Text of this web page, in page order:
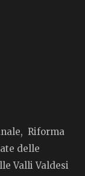
Riforma
delle
Valli Valdesi